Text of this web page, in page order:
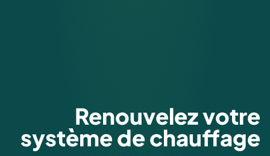
Renouvelez votre
système de chauffage